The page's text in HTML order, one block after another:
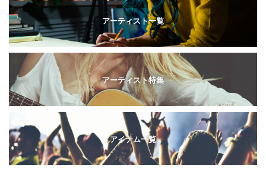
アーティスト一覧
アーティスト特集
アイテム一覧